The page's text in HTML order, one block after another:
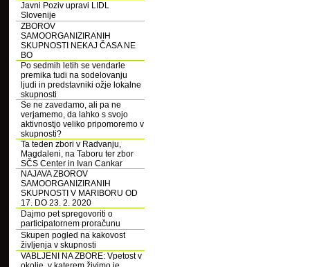
Javni Poziv upravi LIDL
Slovenije
ZBOROV
SAMOORGANIZIRANIH
SKUPNOSTI NEKAJ ČASA NE
BO
Po sedmih letih se vendarle
premika tudi na sodelovanju
ljudi in predstavniki ožje lokalne
skupnosti
Se ne zavedamo, ali pa ne
verjamemo, da lahko s svojo
aktivnostjo veliko pripomoremo v
skupnosti?
Ta teden zbori v Radvanju,
Magdaleni, na Taboru ter zbor
SČS Center in Ivan Cankar
NAJAVA ZBOROV
SAMOORGANIZIRANIH
SKUPNOSTI V MARIBORU OD
17. DO 23. 2. 2020
Dajmo pet spregovoriti o
participatornem proračunu
Skupen pogled na kakovost
življenja v skupnosti
VABLJENI NA ZBORE: Vpetost v